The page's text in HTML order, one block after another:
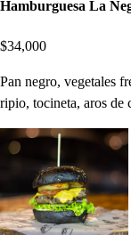
Hamburguesa La
$34,000
Pan negro, vegetales
ripio, tocineta, aros de